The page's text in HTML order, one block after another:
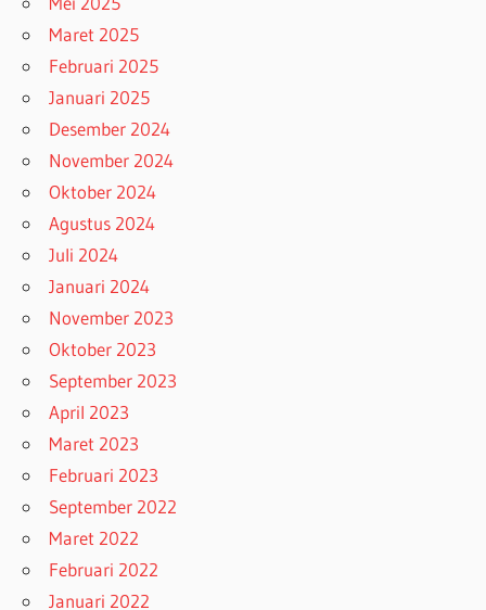
Maret 2025
Februari 2025
Januari 2025
Desember 2024
November 2024
Oktober 2024
Agustus 2024
Juli 2024
Januari 2024
November 2023
Oktober 2023
September 2023
April 2023
Maret 2023
Februari 2023
September 2022
Maret 2022
Februari 2022
Januari 2022